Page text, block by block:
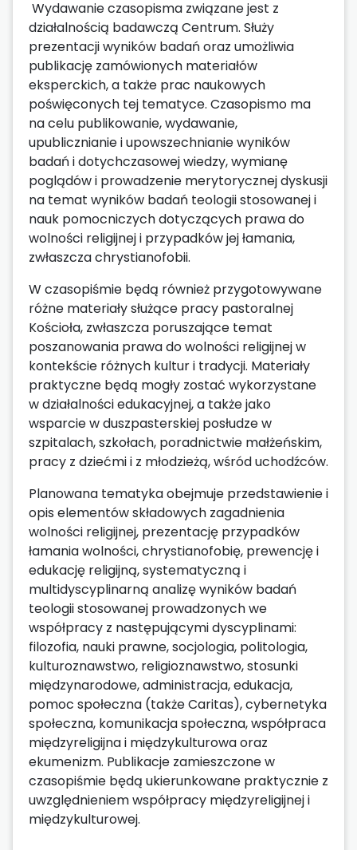
Wydawanie czasopisma związane jest z
działalnością badawczą Centrum. Służy
prezentacji wyników badań oraz umożliwia
publikację zamówionych materiałów
eksperckich, a także prac naukowych
poświęconych tej tematyce. Czasopismo ma
na celu publikowanie, wydawanie,
upublicznianie i upowszechnianie wyników
badań i dotychczasowej wiedzy, wymianę
poglądów i prowadzenie merytorycznej dyskusji
na temat wyników badań teologii stosowanej i
nauk pomocniczych dotyczących prawa do
wolności religijnej i przypadków jej łamania,
zwłaszcza chrystianofobii.
W czasopiśmie będą również przygotowywane
różne materiały służące pracy pastoralnej
Kościoła, zwłaszcza poruszające temat
poszanowania prawa do wolności religijnej w
kontekście różnych kultur i tradycji. Materiały
praktyczne będą mogły zostać wykorzystane
w działalności edukacyjnej, a także jako
wsparcie w duszpasterskiej posłudze w
szpitalach, szkołach, poradnictwie małżeńskim,
pracy z dziećmi i z młodzieżą, wśród uchodźców.
Planowana tematyka obejmuje przedstawienie i
opis elementów składowych zagadnienia
wolności religijnej, prezentację przypadków
łamania wolności, chrystianofobię, prewencję i
edukację religijną, systematyczną i
multidyscyplinarną analizę wyników badań
teologii stosowanej prowadzonych we
współpracy z następującymi dyscyplinami:
filozofia, nauki prawne, socjologia, politologia,
kulturoznawstwo, religioznawstwo, stosunki
międzynarodowe, administracja, edukacja,
pomoc społeczna (także Caritas), cybernetyka
społeczna, komunikacja społeczna, współpraca
międzyreligijna i międzykulturowa oraz
ekumenizm. Publikacje zamieszczone w
czasopiśmie będą ukierunkowane praktycznie z
uwzględnieniem współpracy międzyreligijnej i
międzykulturowej.